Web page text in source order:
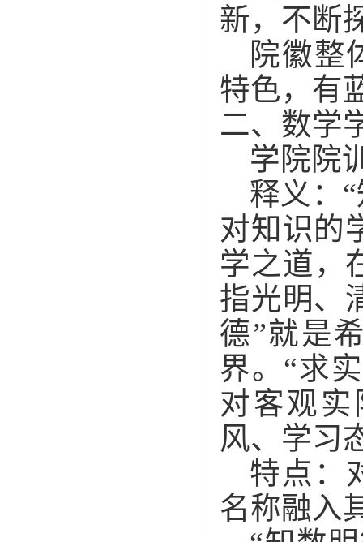
新，不断
院徽整
特色，有
二、数学
学院院
释义：
对知识的
学之道，
指光明、
德”就是
界。“求
对客观
风、学习
特点：
名称融入